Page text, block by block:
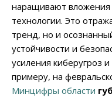
наращивают
технологии. Это
тренд, но и
устойчивости и
усиления киберугроз
примеру, на
Минцифры области